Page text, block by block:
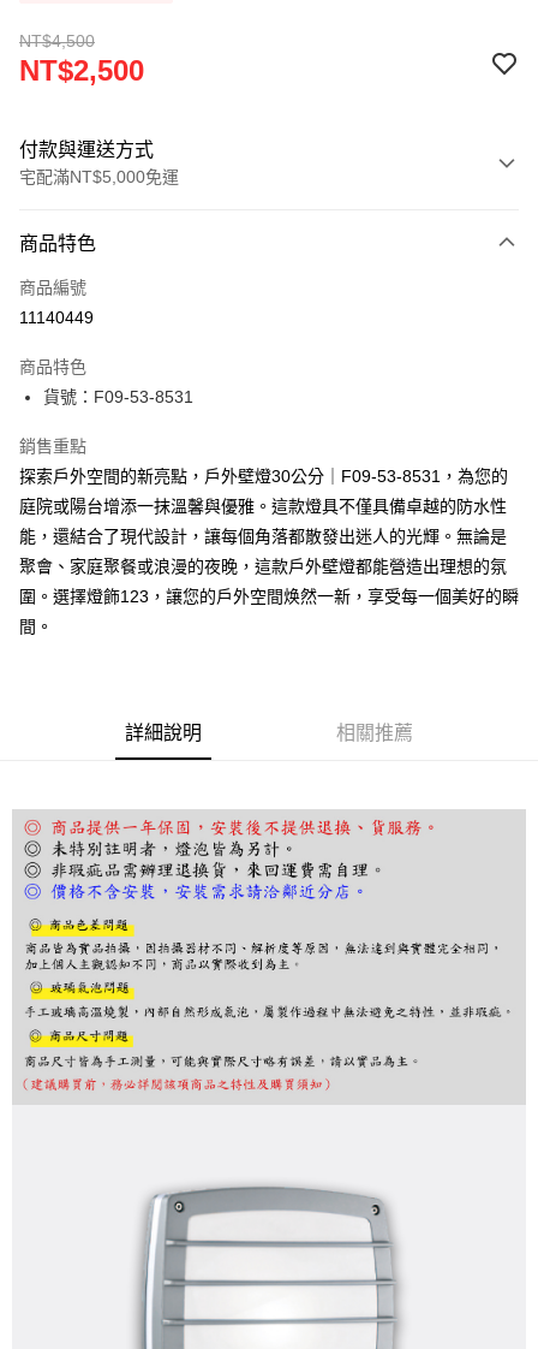
NT$4,500
NT$2,500
付款與運送方式
宅配滿NT$5,000免運
信用卡一次付款
LINE Pay
街口支付
悠遊付
Google Pay
全盈+PAY
AFTEE先享後付
相關說明
【關於「AFTEE先享後付」】
３．安心：先確認商品／服務後，再付款。
結帳頁面，進行簡訊認證並確認金額後，即可完成結帳。
２．訂單成立數日內，您將收到繳費通知簡訊。
３．收到繳費通知簡訊後14天內，點擊此簡訊中的連結，可透過四大超商／
ATM／網路銀行／等多元方式進行付款，方視為交易完成。
購買商品的店家。未經商家同意取消之訂單仍視為有效，需透過AFTEE先享
後付繳納相關費用。
※ 交易是否成功請以「AFTEE先享後付 」之結帳頁面顯示為準，若有關於
是否繳費成功／繳費後需取消欲退款等相關疑問，請聯繫「AFTEE先享後付
客戶支援中心」 https://netprotections.freshdesk.com/support/home
【注意事項】
１．透過由恩沛科技股份有限公司提供之「AFTEE先享後付」服務完成之交
易，需依本服務之必要範圍內提供個人資料，並將交易相關給付款項請求債
３．未成年的使用者請事先徵得法定代理人或監護人之同意方可使用
「AFTEE先享後付」，若未經同意申辦者引起之損失，本公司不負相關責
４．使用「AFTEE先享後付」時，將依據個別帳號之用戶狀況，依本公司即
時審查核予不同之上限額度；若仍有額度不足之情形，本公司將視審查結果
請求用戶進行身份認證。
５．嚴禁一人註冊多個帳號或使用他人資訊註冊。若發現惡意使用之情形，
恩沛科技股份有限公司將有權停止該用戶之使用額度並採取法律行動。
商品特色
商品編號
11140449
商品特色
貨號：F09-53-8531
銷售重點
探索戶外空間的新亮點，戶外壁燈30公分｜F09-53-8531，為您的
庭院或陽台增添一抹溫馨與優雅。這款燈具不僅具備卓越的防水性
能，還結合了現代設計，讓每個角落都散發出迷人的光輝。無論是
聚會、家庭聚餐或浪漫的夜晚，這款戶外壁燈都能營造出理想的氛
圍。選擇燈飾123，讓您的戶外空間焕然一新，享受每一個美好的瞬
間。
詳細說明 相關推薦